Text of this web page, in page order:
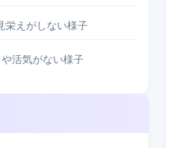
栄えがしない様子
活気がない様子